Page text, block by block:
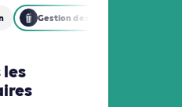
Gestion des déchets